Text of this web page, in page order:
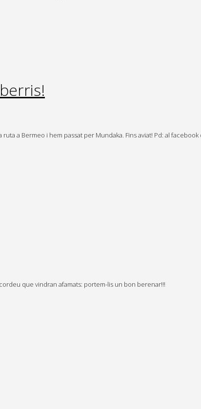
a Bermeo i hem passat per Mundaka. Fins aviat! Pd: al
que vindran afamats: portem-lis un bon berenar!!!